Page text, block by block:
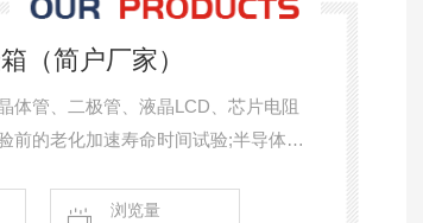
（简户厂家）
体管、二极管、液晶LCD、芯片电阻
前的老化加速寿命时间试验;半导体、
浏览量